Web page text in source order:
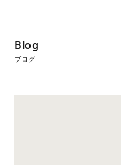
Blog
ブログ